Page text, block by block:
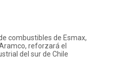
combustibles de Esmax,
reforzará el
del sur de Chile